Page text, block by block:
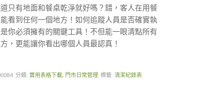
只有地面和餐桌乾淨就好嗎？錯，客人在用餐
看到任何一個地方！如何追蹤人員是否確實執
你必須擁有的關鍵工具！不但能一眼清點所有
，更能讓你看出哪個人員最認真！
分類: 實用表格下載, 門市日常管理 標籤: 清潔紀錄表